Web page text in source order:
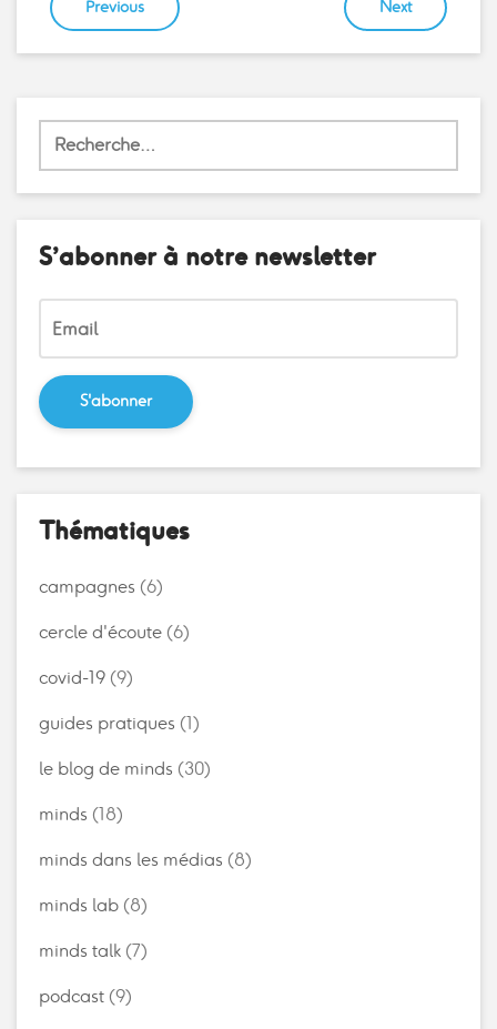
Navigation
de
Previous Next
Rechercher :
S’abonner à notre newsletter
Thématiques
campagnes (6)
cercle d'écoute (6)
covid-19 (9)
guides pratiques (1)
le blog de minds (30)
minds (18)
minds dans les médias (8)
minds lab (8)
minds talk (7)
podcast (9)